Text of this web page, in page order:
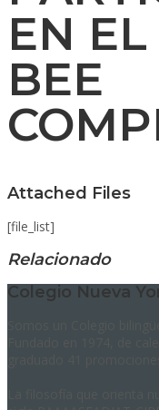
EN
BEE
Attached Files
[file_list]
Relacionado
Colegio Nueva